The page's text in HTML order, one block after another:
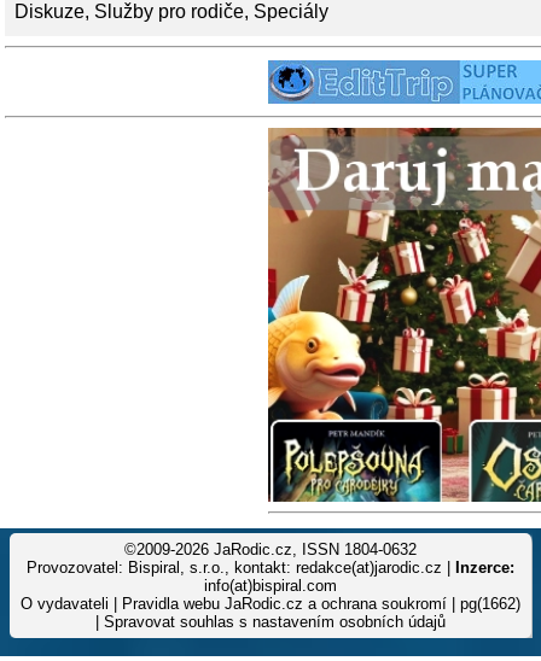
Diskuze, Služby pro rodiče, Speciály
©2009-2026 JaRodic.cz, ISSN 1804-0632
Provozovatel: Bispiral, s.r.o., kontakt: redakce(at)jarodic.cz |
Inzerce:
info(at)bispiral.com
O vydavateli
Pravidla webu JaRodic.cz a ochrana soukromí | pg(1662)
Spravovat souhlas s nastavením osobních údajů